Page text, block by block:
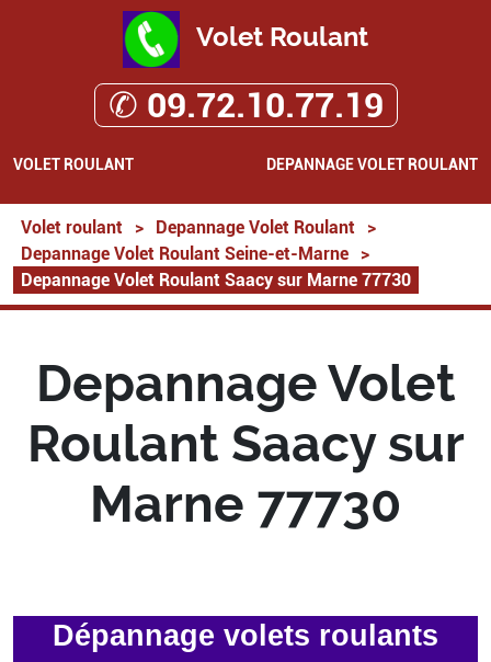
Volet Roulant
✆ 09.72.10.77.19
VOLET ROULANT DEPANNAGE VOLET ROULANT
Volet roulant > Depannage Volet Roulant
>
Depannage Volet Roulant Seine-et-Marne
>
Depannage Volet Roulant Saacy sur Marne 77730
Depannage Volet
Roulant Saacy sur
Marne 77730
Dépannage volets roulants